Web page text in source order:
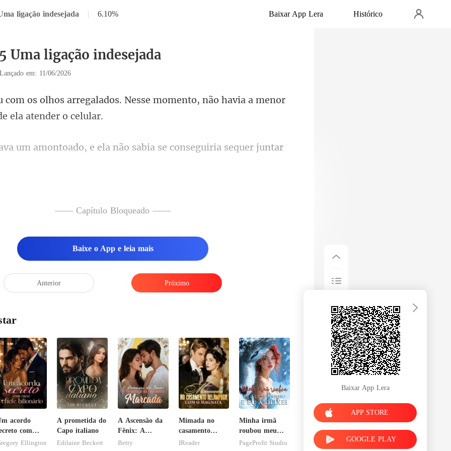
ligação indesejada | 6.10% Baixar App Lera Histórico
Uma ligação indesejada
Lançado em: 11/06/2026
os. Nesse momento, não havia a menor
e ela não sabia se conseguiri
nto apoiava o
—— Capítulo Bloqueado ——
Baixe o App e leia mais
Anterior Próximo
acordo
com
chefeEllington
A prometida do
Capo italiano
Edilaine Beckert
A Ascensão da
Fênix: A
Vingança da
Betty
Mimada no
casamento
relâmpago com
IReader
Minha irmã
roubou meu
companheiro e
PageProfit Studio
Baixar App Lera
APP STORE
GOOGLE PLAY